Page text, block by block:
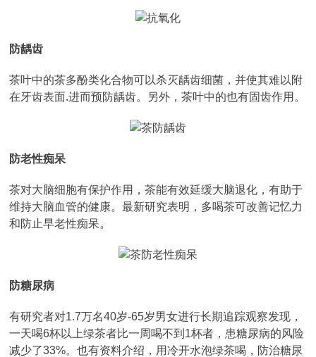
防龋齿
茶叶中的茶多酚类化合物可以杀灭龋齿细菌，并使其难以附
在牙齿表面.进而预防龋齿。另外，茶叶中的也有固齿作用。
防老性痴呆
茶对大脑细胞有保护作用，茶能有效延缓大脑退化，有助于
维持大脑血管的健康。最新研究表明，多喝茶可改善记忆力
和防止早老性痴呆。
防糖尿病
有研究者对1.7万名40岁-65岁男女进行长期追踪观察发现，
一天喝6杯以上绿茶者比一周喝不到1杯者，患糖尿病的风险
减少了33%。也有资料介绍，用冷开水泡绿茶喝，防治糖尿